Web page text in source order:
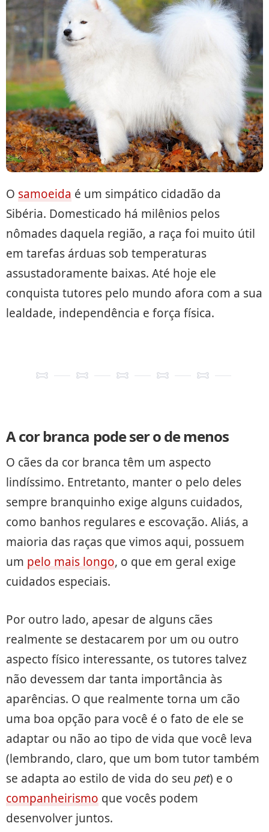
O samoeida é um simpático cidadão da
Sibéria. Domesticado há milênios pelos
nômades daquela região, a raça foi muito útil
em tarefas árduas sob temperaturas
assustadoramente baixas. Até hoje ele
conquista tutores pelo mundo afora com a sua
lealdade, independência e força física.
A cor branca pode ser o de menos
O cães da cor branca têm um aspecto
lindíssimo. Entretanto, manter o pelo deles
sempre branquinho exige alguns cuidados,
como banhos regulares e escovação. Aliás, a
maioria das raças que vimos aqui, possuem
um pelo mais longo, o que em geral exige
cuidados especiais.
Por outro lado, apesar de alguns cães
realmente se destacarem por um ou outro
aspecto físico interessante, os tutores talvez
não devessem dar tanta importância às
aparências. O que realmente torna um cão
uma boa opção para você é o fato de ele se
adaptar ou não ao tipo de vida que você leva
(lembrando, claro, que um bom tutor também
se adapta ao estilo de vida do seu pet) e o
companheirismo que vocês podem
desenvolver juntos.